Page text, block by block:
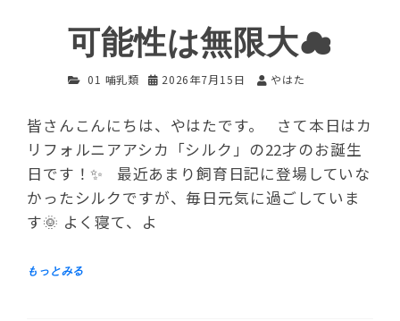
可能性は無限大☁
01 哺乳類 2026年7月15日 やはた
皆さんこんにちは、やはたです。 さて本日はカ
リフォルニアアシカ「シルク」の22才のお誕生
日です！✨ 最近あまり飼育日記に登場していな
かったシルクですが、毎日元気に過ごしていま
す🌞 よく寝て、よ